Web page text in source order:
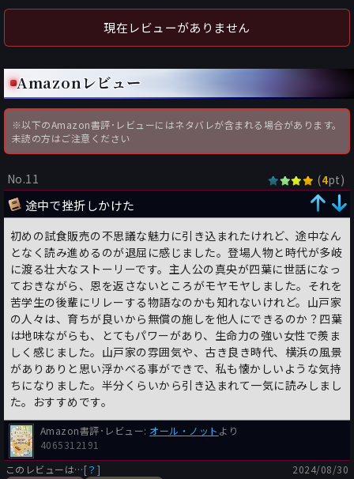
現在レビューがありません
Amazonレビュー
※以下のAmazon書評･レビューにはネタバレが含まれる場合があります。
未読の方はご注意ください
No.11 (4pt)
途中で挫折しかけた
初めの試食販売の不思議な魅力に引き込まれたけれど、途中なん
となく読み進めるのが退屈に感じました。登場人物と時代が多岐
に渡る壮大なストーリーです。主人公の真央が四葉に世話になっ
ておきながら、恩を返さないところがモヤモヤしました。それを
苦学生の後輩にリレーする物語なのかも知れないけれど。山戸家
の人々は、育ちが良いから無償の施しを他人にできるのか？四葉
は地味ながらも、とてもパワーがあり、生命力の強い女性で羨ま
しく感じました。山戸家の雰囲気や、古き良き時代、横浜の風景
がありありと思い浮かべる事ができで、私も懐かしいような気持
ちになりました。半分くらいから引き込まれて一気に読みしまし
た。おすすめです。
Amazon書評･レビュー: オール・ノット より
4065312191
このレビューは…[？] 2024/08/30